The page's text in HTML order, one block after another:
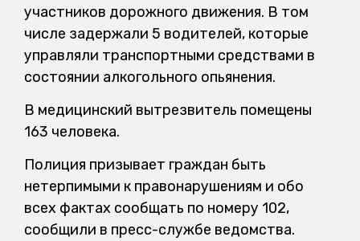
участников дорожного движения. В том
числе задержали 5 водителей, которые
управляли транспортными средствами в
состоянии алкогольного опьянения.
В медицинский вытрезвитель помещены
163 человека.
Полиция призывает граждан быть
нетерпимыми к правонарушениям и обо
всех фактах сообщать по номеру 102,
сообщили в пресс-службе ведомства.